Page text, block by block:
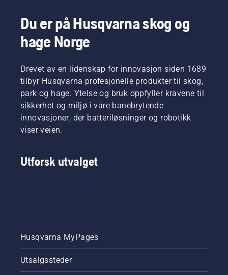
for
hundrevis
av byer i
60 land
over hele
verden.
Du er på Husqvarna skog og
hage Norge
Drevet av en lidenskap for innovasjon siden 1689
tilbyr Husqvarna profesjonelle produkter til skog,
park og hage. Ytelse og bruk oppfyller kravene til
sikkerhet og miljø i våre banebrytende
innovasjoner, der batteriløsninger og robotikk
viser veien.
Utforsk utvalget
Husqvarna MyPages
Utsalgssteder